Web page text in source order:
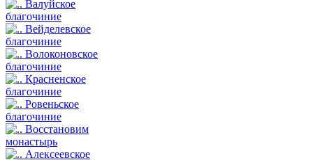
Валуйское
благочиние
Вейделевское
благочиние
Волоконовское
благочиние
Красненское
благочиние
Ровеньское
благочиние
Восстановим
монастырь
Алексеевское